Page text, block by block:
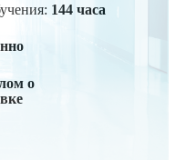
144 часа
о